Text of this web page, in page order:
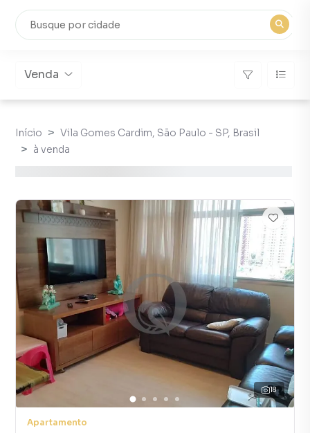
Venda
Início
Vila Gomes Cardim, São Paulo - SP, Brasil
à venda
18
Apartamento